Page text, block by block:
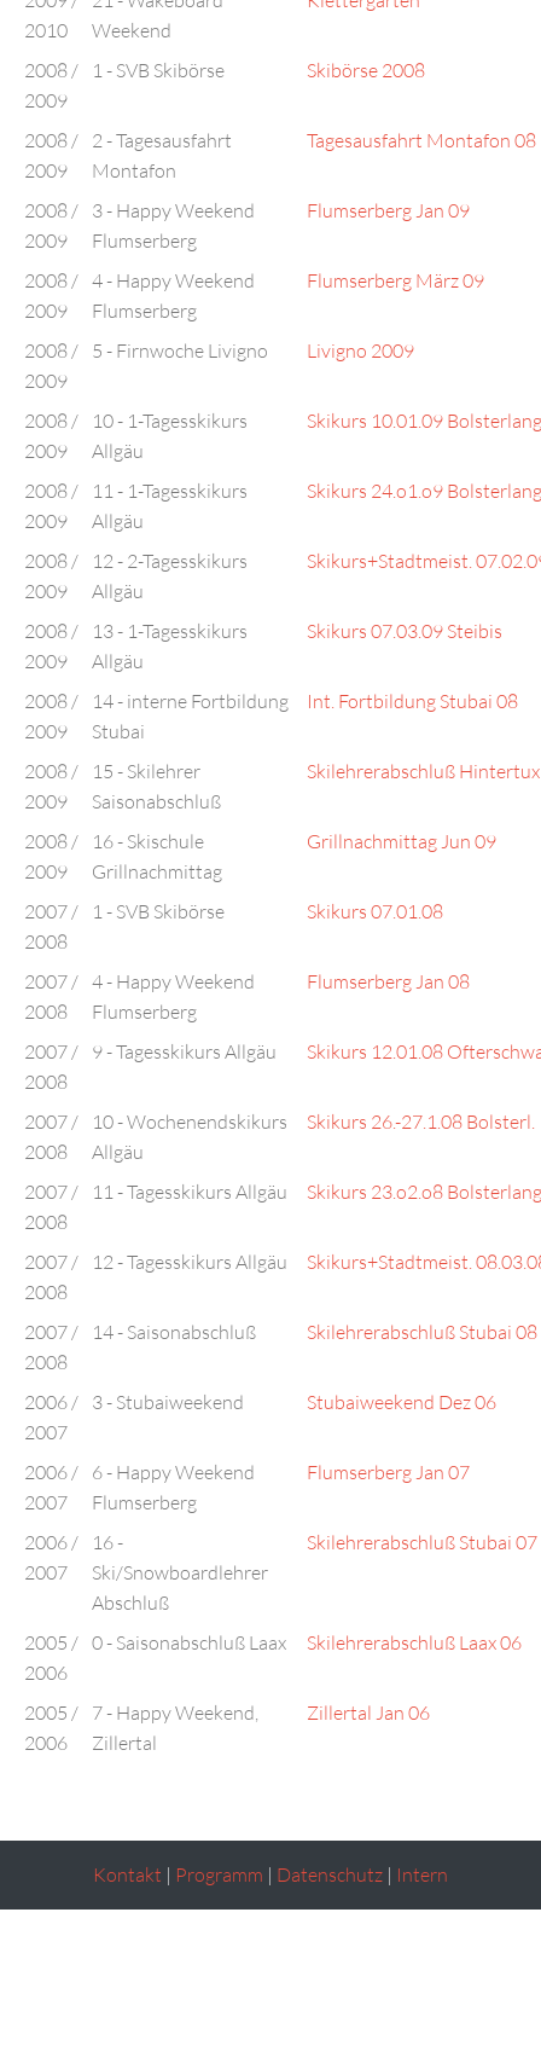
2010
Weekend
2008 /
2009
1 - SVB Skibörse Skibörse 2008
2008 /
2009
2 - Tagesausfahrt
Montafon
Tagesausfahrt Montafon 08
2008 /
2009
3 - Happy Weekend
Flumserberg
Flumserberg Jan 09
2008 /
2009
4 - Happy Weekend
Flumserberg
Flumserberg März 09
2008 /
2009
5 - Firnwoche Livigno Livigno 2009
2008 /
2009
10 - 1-Tagesskikurs
Allgäu
Skikurs 10.01.09 Bolsterlang
2008 /
2009
11 - 1-Tagesskikurs
Allgäu
Skikurs 24.o1.o9 Bolsterlang
2008 /
2009
12 - 2-Tagesskikurs
Allgäu
Skikurs+Stadtmeist.
2008 /
2009
13 - 1-Tagesskikurs
Allgäu
Skikurs 07.03.09 Steibis
2008 /
2009
14 - interne Fortbildung
Stubai
Int. Fortbildung Stubai 08
2008 /
2009
15 - Skilehrer
Saisonabschluß
Skilehrerabschluß
2008 /
2009
16 - Skischule
Grillnachmittag
Grillnachmittag Jun 09
2007 /
2008
1 - SVB Skibörse Skikurs 07.01.08
2007 /
2008
4 - Happy Weekend
Flumserberg
Flumserberg Jan 08
2007 /
2008
9 - Tagesskikurs Allgäu Skikurs 12.01.08
2007 /
2008
10 - Wochenendskikurs
Allgäu
Skikurs 26.-27.1.08 Bolsterl.
2007 /
2008
11 - Tagesskikurs Allgäu Skikurs 23.o2.o8 Bolsterlang
2007 /
2008
12 - Tagesskikurs Allgäu Skikurs+Stadtmeist.
2007 /
2008
14 - Saisonabschluß Skilehrerabschluß Stubai 08
2006 /
2007
3 - Stubaiweekend Stubaiweekend Dez 06
2006 /
2007
6 - Happy Weekend
Flumserberg
Flumserberg Jan 07
2006 /
2007
16 -
Ski/Snowboardlehrer
Abschluß
Skilehrerabschluß Stubai 07
2005 /
2006
0 - Saisonabschluß Laax Skilehrerabschluß Laax 06
2005 /
2006
7 - Happy Weekend,
Zillertal
Zillertal Jan 06
Kontakt | Programm | Datenschutz | Intern